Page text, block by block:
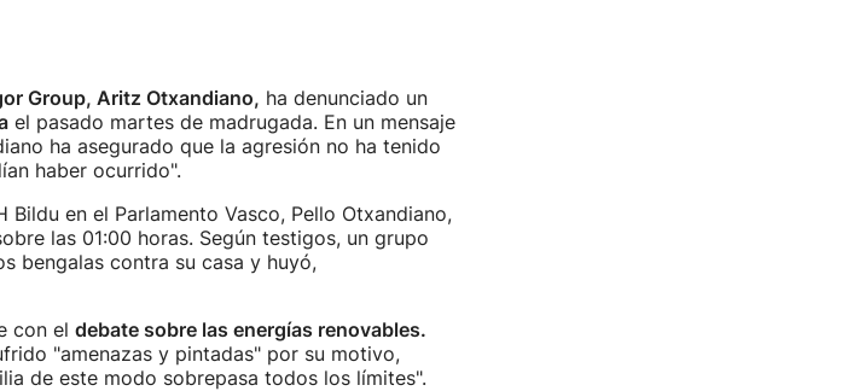
Group, Aritz Otxandiano, ha denunciado un
el pasado martes de madrugada. En un mensaje
ha asegurado que la agresión no ha tenido
haber ocurrido".
en el Parlamento Vasco, Pello Otxandiano,
las 01:00 horas. Según testigos, un grupo
bengalas contra su casa y huyó,
con el debate sobre las energías renovables.
"amenazas y pintadas" por su motivo,
de este modo sobrepasa todos los límites".